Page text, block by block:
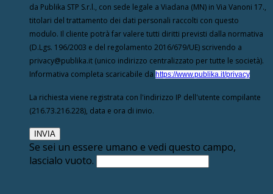
da Publika STP S.r.l., con sede legale a Viadana (MN) in Via Vanoni 17.,
titolari del trattamento dei dati personali raccolti con questo
modulo. Il cliente potrà far valere tutti diritti previsti dalla normativa
(D.Lgs. 196/2003 e del regolamento 2016/679/UE) scrivendo a
privacy@publika.it (unico indirizzo centralizzato per tutte le società).
Informativa completa scaricabile da https://www.publika.it/privacy
La richiesta viene registrata con l'indirizzo IP dell'utente compilante
(216.73.216.228), data e ora di invio.
Se sei un essere umano e vedi questo campo,
lascialo vuoto.